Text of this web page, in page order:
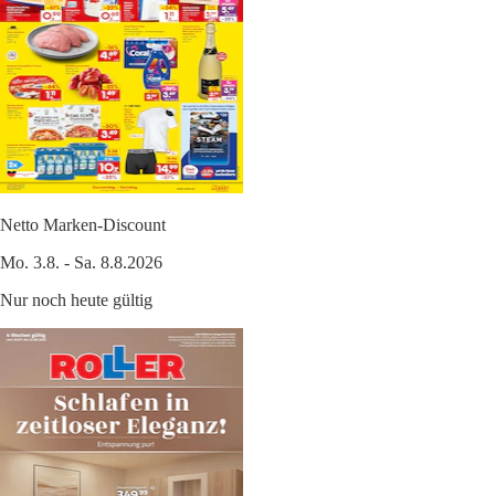
Netto Marken-Discount
Mo. 3.8. - Sa. 8.8.2026
Nur noch heute gültig